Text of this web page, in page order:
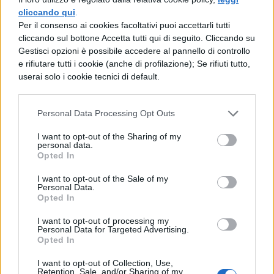
cliccando qui
Per il consenso ai cookies facoltativi puoi accettarli tutti
cliccando sul bottone Accetta tutti qui di seguito. Cliccando su
Gestisci opzioni è possibile accedere al pannello di controllo
e rifiutare tutti i cookie (anche di profilazione); Se rifiuti tutto,
userai solo i cookie tecnici di default.
Personal Data Processing Opt Outs
I want to opt-out of the Sharing of my
personal data.
Opted In
I want to opt-out of the Sale of my
Personal Data.
Opted In
I want to opt-out of processing my
Personal Data for Targeted Advertising.
Opted In
I want to opt-out of Collection, Use,
Retention, Sale, and/or Sharing of my
tanto nella distribuzione dei test agli
studenti: quella, in quasi tutte le scuole, c’è
stata regolarmente. Il boicottaggio sta nella
correzione: i professori che non hanno dato
la disponibilità sono molti di più e poi se gli
studenti stessi hanno aderito in massa alla
protesta, come sembra, i test saranno nulli”.
TI POTREBBE INTERESSARE
Maturità 2026, il sud
25% per il taglio ai